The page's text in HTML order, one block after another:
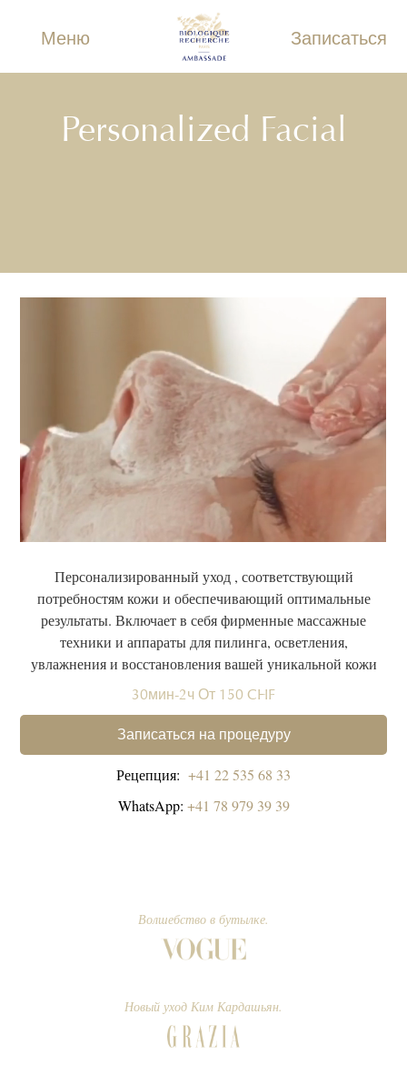
Меню Записаться
Personalized Facial
Персонализированный уход , соответствующий
потребностям кожи и обеспечивающий оптимальные
результаты. Включает в себя фирменные массажные
техники и аппараты для пилинга, осветления,
увлажнения и восстановления вашей уникальной кожи
30мин-2ч От 150 CHF
Записаться на процедуру
Рецепция: +41 22 535 68 33
WhatsApp: +41 78 979 39 39
Волшебство в бутылке.
Новый уход Ким Кардашьян.